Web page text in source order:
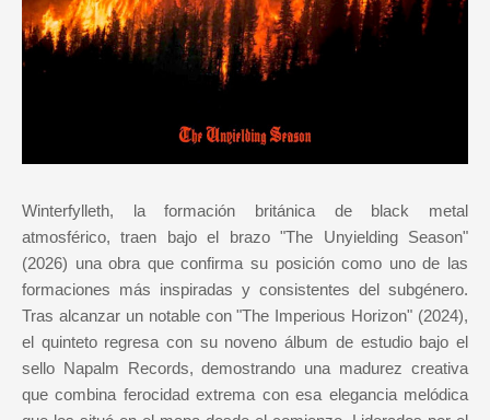
Winterfylleth, la formación británica de black metal
atmosférico, traen bajo el brazo "The Unyielding Season"
(2026) una obra que confirma su posición como uno de las
formaciones más inspiradas y consistentes del subgénero.
Tras alcanzar un notable con "The Imperious Horizon" (2024),
el quinteto regresa con su noveno álbum de estudio bajo el
sello Napalm Records, demostrando una madurez creativa
que combina ferocidad extrema con esa elegancia melódica